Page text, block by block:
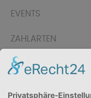
EVENTS
ZAHLARTEN